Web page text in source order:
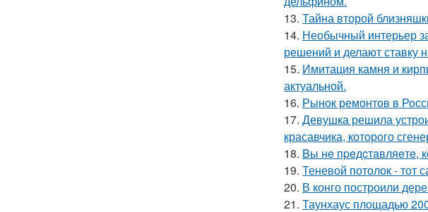
13. Тайна второй
14. Необычный интерьер
решений и делают ставку
15. Имитация камня и
актуальной.
16. Рынок ремонтов в
17. Девушка решила
красавчика, которого
18. Bы нe пpeдcтaвляeтe,
19. Теневой потолок - тот
20. В конго построили
21. Таунхаус площадью